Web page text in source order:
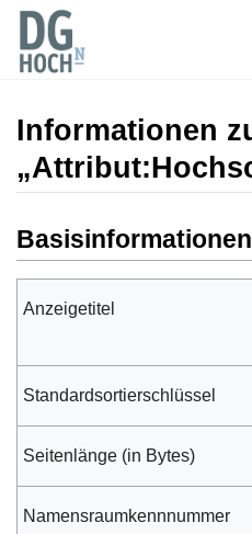
Informationen
Basisinformationen
Anzeigetitel
Standardsortierschlüssel
Seitenlänge (in Bytes)
Namensraumkennnummer